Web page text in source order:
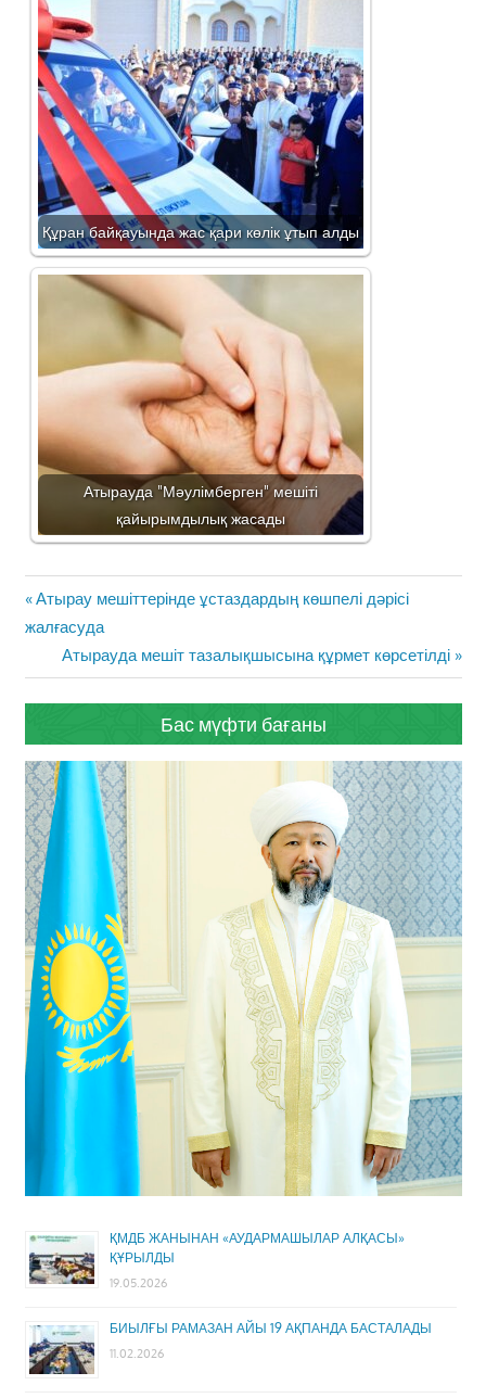
Құран байқауында жас қари көлік ұтып алды
Атырауда "Мәулімберген" мешіті
қайырымдылық жасады
Жазба
навигациясы
Previous
Post:
Атырау мешіттерінде ұстаздардың көшпелі дәрісі
жалғасуда
Next
Post:
Атырауда мешіт тазалықшысына құрмет көрсетілді
Бас мүфти бағаны
ҚМДБ ЖАНЫНАН «АУДАРМАШЫЛАР АЛҚАСЫ»
ҚҰРЫЛДЫ
19.05.2026
БИЫЛҒЫ РАМАЗАН АЙЫ 19 АҚПАНДА БАСТАЛАДЫ
11.02.2026